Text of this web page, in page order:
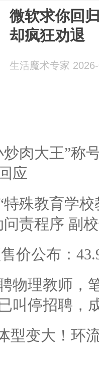
微软求你回
却疯狂劝退
生活魔术专家
肉大王”称
应
特殊教育学
责程序 副
价公布：
物理教师，
叫停招聘，
型变大！环